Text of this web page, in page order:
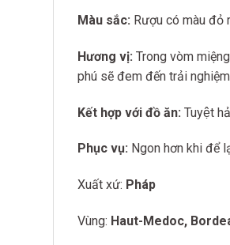
Màu sắc: Rượu có màu đỏ
Hương vị: Trong vòm
phú sẽ đem đến trải
Kết hợp với đồ ăn: Tuyệt
Phục vụ: Ngon hơn khi để
Xuất xứ: Pháp
Vùng: Haut-Medoc,